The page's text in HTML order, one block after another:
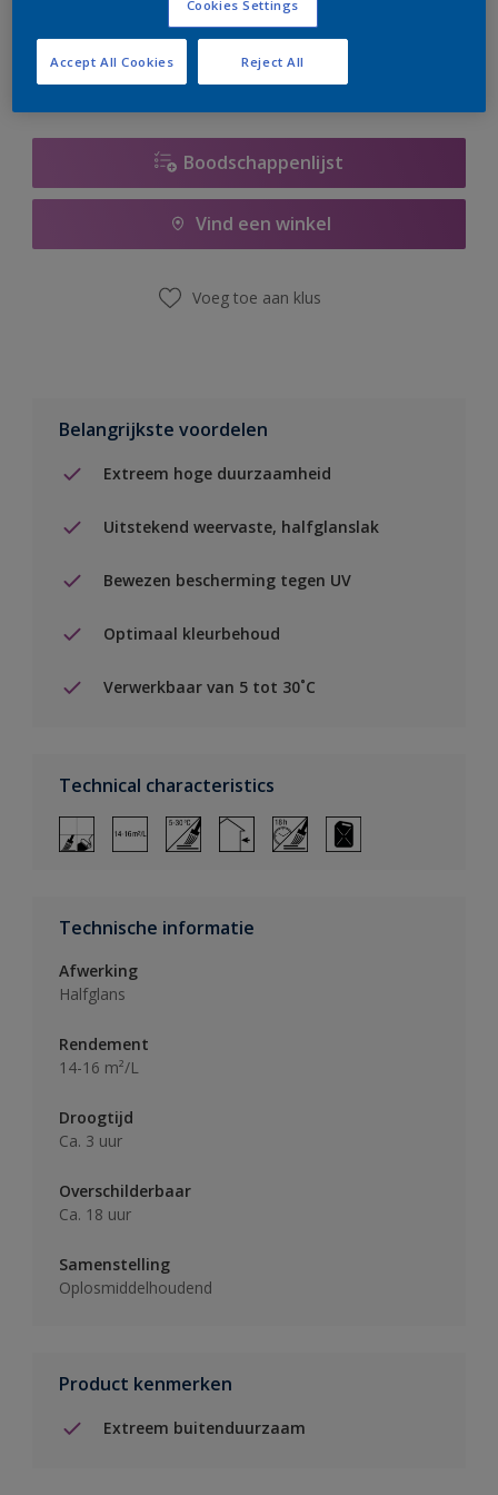
er hard aan om de voorraad aan te vullen.
Boodschappenlijst
Vind een winkel
Voeg toe aan klus
Belangrijkste voordelen
Extreem hoge duurzaamheid
Uitstekend weervaste, halfglanslak
Bewezen bescherming tegen UV
Optimaal kleurbehoud
Verwerkbaar van 5 tot 30˚C
Technical characteristics
Technische informatie
Afwerking
Halfglans
Rendement
14-16 m²/L
Droogtijd
Ca. 3 uur
Overschilderbaar
Ca. 18 uur
Samenstelling
Oplosmiddelhoudend
Product kenmerken
Extreem buitenduurzaam
Cookies Settings
Reject All
Accept All Cookies